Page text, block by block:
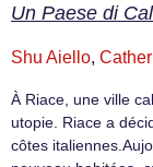
Un Paese di
Shu Aiello,
À Riace, une ville
utopie. Riace a
côtes